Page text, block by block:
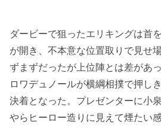
ダービーで狙ったエリキングは首
が開き、不本意な位置取りで見せ
ずまずだったが上位陣とは差があ
ロワデュノールが横綱相撲で押し
決着となった。プレゼンターに小
やらヒーロー造りに見えて煙たい